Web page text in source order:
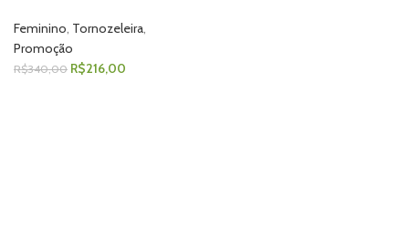
Feminino, Tornozeleira,
Promoção
R$340,00 R$216,00